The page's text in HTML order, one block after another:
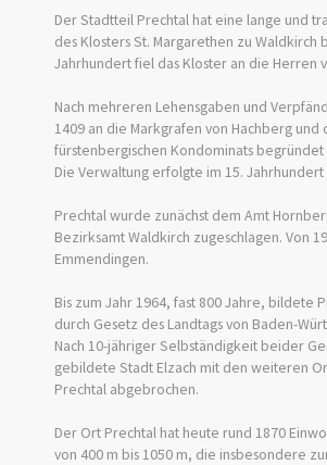
Der Stadtteil Prechtal hat eine lange und
des Klosters St. Margarethen zu
Jahrhundert fiel das Kloster an die Herren
Nach mehreren Lehensgaben und
1409 an die Markgrafen von Hachberg
fürstenbergischen Kondominats
Die Verwaltung erfolgte im 15.
Prechtal wurde zunächst dem Amt
Bezirksamt Waldkirch zugeschlagen. Von
Emmendingen.
Bis zum Jahr 1964, fast 800 Jahre,
durch Gesetz des Landtags von Baden-
Nach 10-jähriger Selbständigkeit beider
gebildete Stadt Elzach mit den weiteren
Prechtal abgebrochen.
Der Ort Prechtal hat heute rund 1870
von 400 m bis 1050 m, die insbesondere